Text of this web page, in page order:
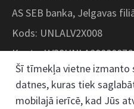
AS SEB banka, Jelgavas
Kods: UNLALV2X008
Konts:
Kokaudzētavas iela
pagasts, Jelgavas
Šī tīmekļa vietne izmanto
datnes, kuras tiek
mobilajā ierīcē, kad Jūs